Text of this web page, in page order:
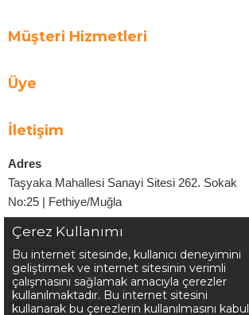
Müşteri Hizmetleri
Üye
İletişim
Adres
Taşyaka Mahallesi Sanayi Sitesi 262. Sokak
No:25 | Fethiye/Muğla
Telefon Numarası
0 555 022 50 50
E-Posta
info@parcatikla.com
Çerez Kullanımı
Bu internet sitesinde, kullanıcı deneyimini
geliştirmek ve internet sitesinin verimli
çalışmasını sağlamak amacıyla çerezler
kullanılmaktadır. Bu internet sitesini
kullanarak bu çerezlerin kullanılmasını kabul